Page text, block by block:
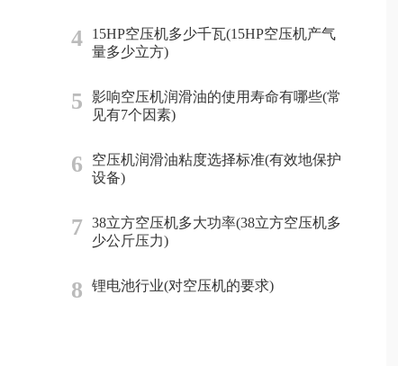
4
15HP空压机多少千瓦(15HP空压机产气
量多少立方)
5
影响空压机润滑油的使用寿命有哪些(常
见有7个因素)
6
空压机润滑油粘度选择标准(有效地保护
设备)
7
38立方空压机多大功率(38立方空压机多
少公斤压力)
8 锂电池行业(对空压机的要求)